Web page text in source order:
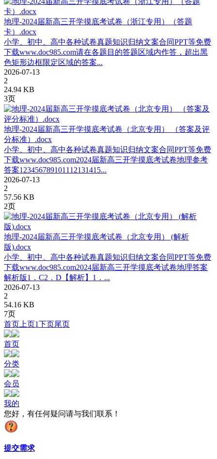
地理-2024届新高三开学摸底考试卷（浙江专用）（答题
卡）.docx
小学、初中、高中各种试卷真题知识归纳文案合同PPT等免费
下载www.doc985.com请在各题目的答题区域内作答，超出黑
色矩形边框限定区域的答案...
2026-07-13
2
24.94 KB
3页
地理-2024届新高三开学摸底考试卷（北京专用） （答案及评
分标准）.docx
小学、初中、高中各种试卷真题知识归纳文案合同PPT等免费
下载www.doc985.com2024届新高三开学摸底考试卷地理参考
答案123456789101112131415...
2026-07-13
2
57.56 KB
2页
地理-2024届新高三开学摸底考试卷（北京专用） (解析
版).docx
小学、初中、高中各种试卷真题知识归纳文案合同PPT等免费
下载www.doc985.com2024届新高三开学摸底考试卷地理答案
解析版1．C2．D【解析】1．...
2026-07-13
2
54.16 KB
7页
首页 上页1下页尾页
首页
分类
会员
我的
您好，有任何疑问请与我们联系！
提交需求